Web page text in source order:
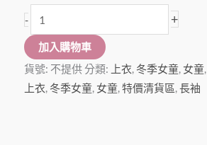
- +
加入購物車
貨號: 不提供分類: 上衣, 冬季女童, 女童,
上衣, 冬季女童, 女童,特價清貨區,長袖